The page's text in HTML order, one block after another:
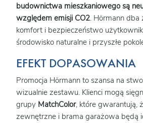
budownictwa mieszkaniowego są
względem emisji CO2. Hörmann dba
komfort i bezpieczeństwo
środowisko naturalne i przyszłe
EFEKT DOPASOWANIA
Promocja Hörmann to szansa na
wizualnie zestawu. Klienci mogą
grupy MatchColor, które gwarantują,
zewnętrzne i brama garażowa będą